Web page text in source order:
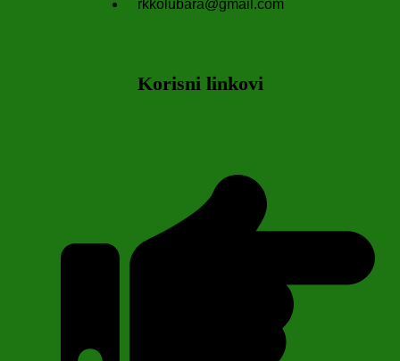
rkkolubara@gmail.com
Korisni linkovi